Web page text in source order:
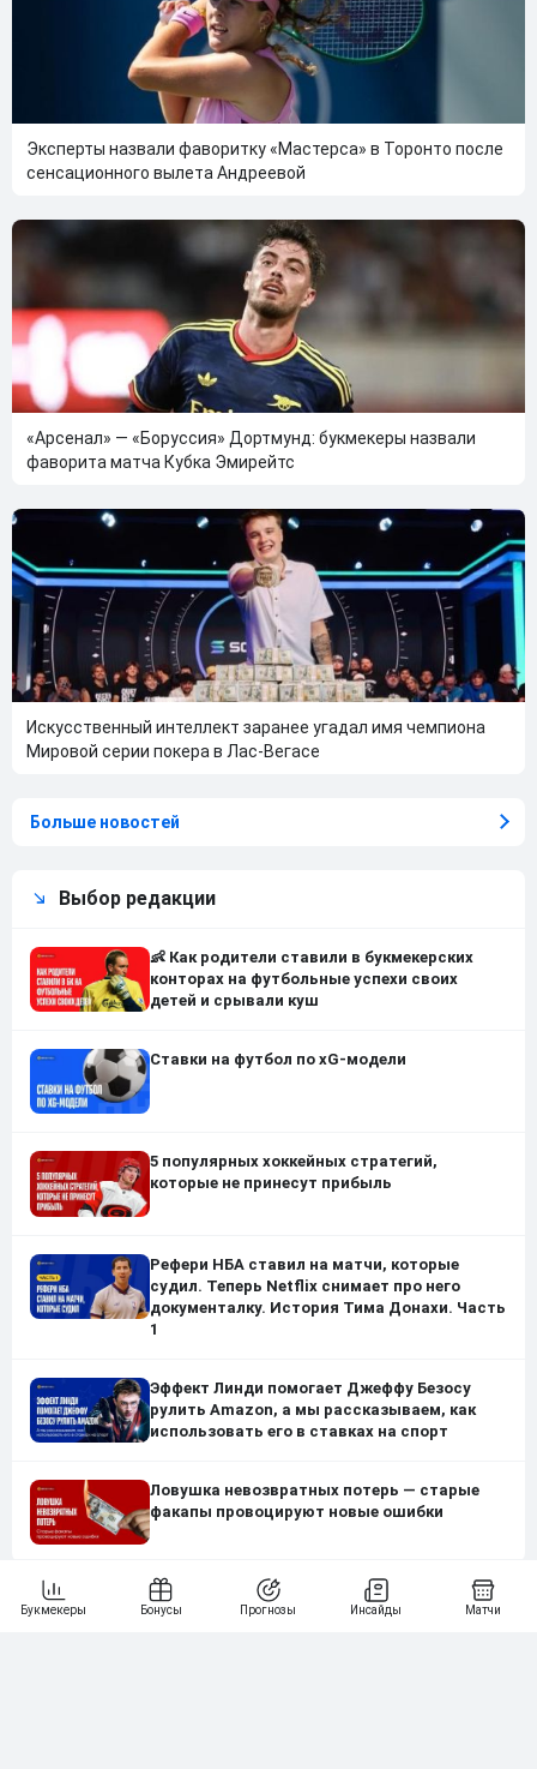
Эксперты назвали фаворитку «Мастерса» в Торонто после
сенсационного вылета Андреевой
«Арсенал» — «Боруссия» Дортмунд: букмекеры назвали
фаворита матча Кубка Эмирейтс
Искусственный интеллект заранее угадал имя чемпиона
Мировой серии покера в Лас-Вегасе
Больше новостей
Выбор редакции
👶 Как родители ставили в букмекерских
конторах на футбольные успехи своих
детей и срывали куш
Ставки на футбол по xG-модели
5 популярных хоккейных стратегий,
которые не принесут прибыль
Рефери НБА ставил на матчи, которые
судил. Теперь Netflix снимает про него
документалку. История Тима Донахи. Часть
1
Эффект Линди помогает Джеффу Безосу
рулить Amazon, а мы рассказываем, как
использовать его в ставках на спорт
Ловушка невозвратных потерь — старые
факапы провоцируют новые ошибки
Нашли ошибку?Сообщите нам